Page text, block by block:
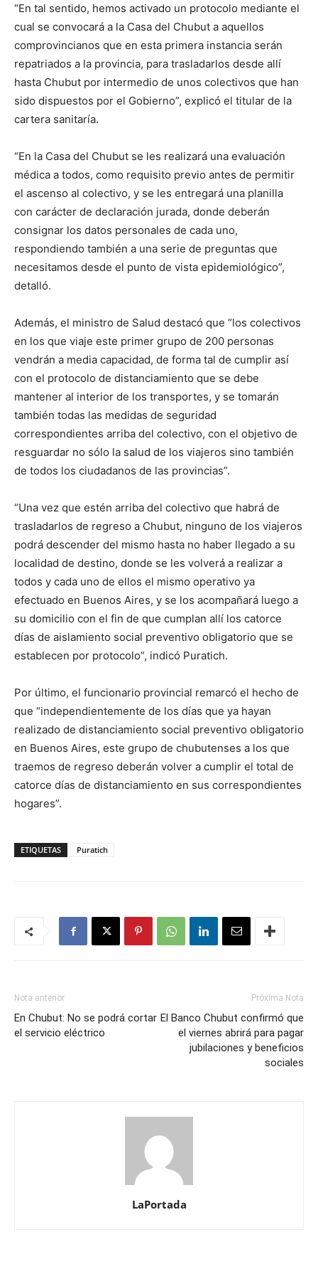
“En tal sentido, hemos activado un protocolo mediante el
cual se convocará a la Casa del Chubut a aquellos
comprovincianos que en esta primera instancia serán
repatriados a la provincia, para trasladarlos desde allí
hasta Chubut por intermedio de unos colectivos que han
sido dispuestos por el Gobierno”, explicó el titular de la
cartera sanitaría.
“En la Casa del Chubut se les realizará una evaluación
médica a todos, como requisito previo antes de permitir
el ascenso al colectivo, y se les entregará una planilla
con carácter de declaración jurada, donde deberán
consignar los datos personales de cada uno,
respondiendo también a una serie de preguntas que
necesitamos desde el punto de vista epidemiológico”,
detalló.
Además, el ministro de Salud destacó que “los colectivos
en los que viaje este primer grupo de 200 personas
vendrán a media capacidad, de forma tal de cumplir así
con el protocolo de distanciamiento que se debe
mantener al interior de los transportes, y se tomarán
también todas las medidas de seguridad
correspondientes arriba del colectivo, con el objetivo de
resguardar no sólo la salud de los viajeros sino también
de todos los ciudadanos de las provincias”.
“Una vez que estén arriba del colectivo que habrá de
trasladarlos de regreso a Chubut, ninguno de los viajeros
podrá descender del mismo hasta no haber llegado a su
localidad de destino, donde se les volverá a realizar a
todos y cada uno de ellos el mismo operativo ya
efectuado en Buenos Aires, y se los acompañará luego a
su domicilio con el fin de que cumplan allí los catorce
días de aislamiento social preventivo obligatorio que se
establecen por protocolo”, indicó Puratich.
Por último, el funcionario provincial remarcó el hecho de
que “independientemente de los días que ya hayan
realizado de distanciamiento social preventivo obligatorio
en Buenos Aires, este grupo de chubutenses a los que
traemos de regreso deberán volver a cumplir el total de
catorce días de distanciamiento en sus correspondientes
hogares”.
ETIQUETAS Puratich
Nota anterior
En Chubut: No se podrá cortar
el servicio eléctrico
Próxima Nota
El Banco Chubut confirmó que
el viernes abrirá para pagar
jubilaciones y beneficios
sociales
LaPortada